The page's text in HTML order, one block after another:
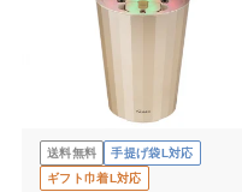
送料無料
手提げ袋L対応
ギフト巾着L対応